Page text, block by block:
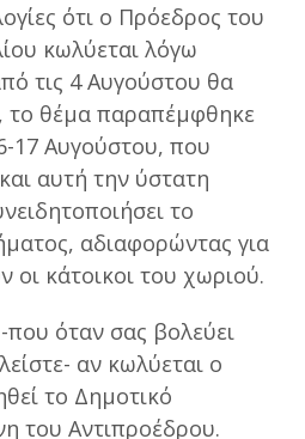
ότι ο Πρόεδρος του
κωλύεται λόγω
τις 4 Αυγούστου θα
το θέμα παραπέμφθηκε
17 Αυγούστου, που
αυτή την ύστατη
το
αδιαφορώντας για
οι κάτοικοι του χωριού.
όταν σας βολεύει
αν κωλύεται ο
το Δημοτικό
του Αντιπροέδρου.